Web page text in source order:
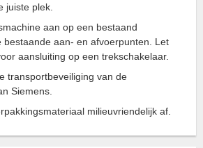
juiste plek.
aan op een bestaand
bestaande aan- en afvoerpunten. Let
aansluiting op een trekschakelaar.
transportbeveiliging van de
Siemens.
milieuvriendelijk af.